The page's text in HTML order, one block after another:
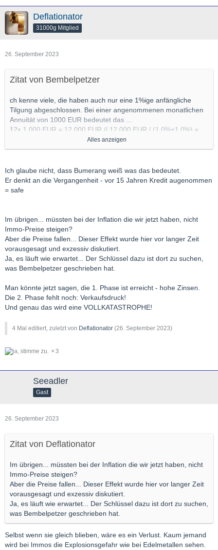
Deflationator
31000g Mitglied
26. September 2023
Zitat von Bembelpetzer
ch kenne viele, die haben auch nur eine 1%ige anfängliche
Tilgung abgeschlossen. Bei einer angenommenen monatlichen
Annuität von 1000 EUR bedeutet das ...
12x 1.000 EUR = 12.000 EUR // 12.000 EUR / (1,0%+1,0%) =
600.000 EUR Kreditsumme
12x 1.000 EUR = 12.000 EUR // 12.000 EUR / (1,0%+1,5%) =
Bei einer gescheiten anfänglichen Tilgung von 3% wäre es nur
gewesen ...
12x 1.000 EUR = 12.000 EUR // 12.000 EUR / (3,0%+1,5%) =
266.666 EUR Kreditsumme
... und heute bei 3% Tilgung und 4% Zins ...
12x 1.000 EUR = 12.000 EUR // 12.000 EUR / (3,0%+4,0%) =
171.430 EUR Kreditsumme
Alles anzeigen
Ich glaube nicht, dass Bumerang weiß was das bedeutet.
Er denkt an die Vergangenheit - vor 15 Jahren Kredit augenommen
= safe
Im übrigen... müssten bei der Inflation die wir jetzt haben, nicht
Immo-Preise steigen?
Aber die Preise fallen... Dieser Effekt wurde hier vor langer Zeit
vorausgesagt und exzessiv diskutiert.
Ja, es läuft wie erwartet... Der Schlüssel dazu ist dort zu suchen,
was Bembelpetzer geschrieben hat.
Man könnte jetzt sagen, die 1. Phase ist erreicht - hohe Zinsen.
Die 2. Phase fehlt noch: Verkaufsdruck!
Und genau das wird eine VOLLKATASTROPHE!
4 Mal editiert, zuletzt von Deflationator (26. September 2023)
3
Seeadler
Gast
26. September 2023
Zitat von Deflationator
Im übrigen... müssten bei der Inflation die wir jetzt haben, nicht
Immo-Preise steigen?
Aber die Preise fallen... Dieser Effekt wurde hier vor langer Zeit
vorausgesagt und exzessiv diskutiert.
Ja, es läuft wie erwartet... Der Schlüssel dazu ist dort zu suchen,
was Bembelpetzer geschrieben hat.
Selbst wenn sie gleich blieben, wäre es ein Verlust. Kaum jemand
wird bei Immos die Explosionsgefahr wie bei Edelmetallen sehen.